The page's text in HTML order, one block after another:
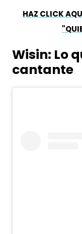
HAZ CLICK
Wisin: Lo
cantante